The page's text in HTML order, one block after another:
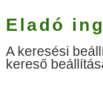
Eladó
A keresési
kereső